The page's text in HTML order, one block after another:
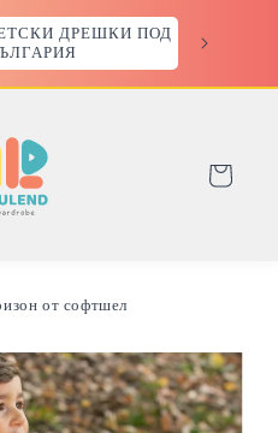
ДРЕШКИ ПОД
Количка
от софтшел